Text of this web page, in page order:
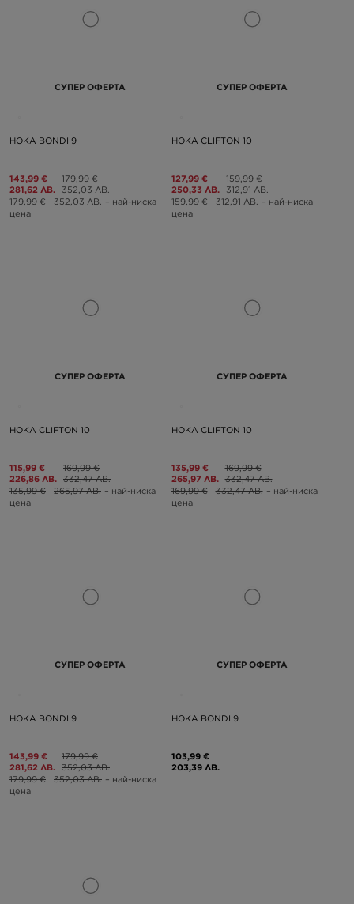
СУПЕР ОФЕРТА
HOKA BONDI 9
143,99 €
281,62 ЛВ.
179,99 €
352,03 ЛВ.
179,99 €
352,03 ЛВ. – най-ниска
цена
СУПЕР ОФЕРТА
HOKA CLIFTON 10
127,99 €
250,33 ЛВ.
159,99 €
312,91 ЛВ.
159,99 €
312,91 ЛВ. – най-ниска
цена
СУПЕР ОФЕРТА
HOKA CLIFTON 10
115,99 €
226,86 ЛВ.
169,99 €
332,47 ЛВ.
135,99 €
265,97 ЛВ. – най-ниска
цена
СУПЕР ОФЕРТА
HOKA CLIFTON 10
135,99 €
265,97 ЛВ.
169,99 €
332,47 ЛВ.
169,99 €
332,47 ЛВ. – най-ниска
цена
СУПЕР ОФЕРТА
HOKA BONDI 9
143,99 €
281,62 ЛВ.
179,99 €
352,03 ЛВ.
179,99 €
352,03 ЛВ. – най-ниска
цена
СУПЕР ОФЕРТА
HOKA BONDI 9
103,99 €
203,39 ЛВ.